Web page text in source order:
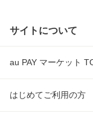
サイトについて
au PAY マーケット
はじめてご利用の方